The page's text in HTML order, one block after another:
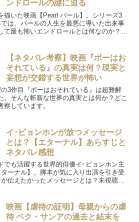
ンドロールの謎に迫る
描いた映画【Pearl パール】。シリーズ3
は、パールの人生を最悪に導いた出来事
最も怖いエンドロールとは何なのか？そ
【ネタバレ考察】映画『ボーはお
それている』の真実は何？現実と
妄想が交錯する世界が怖い
3作目『ボーはおそれている』は超難解
。そんな斬新な世界の真実とは何か？どこ
しています。
イ･ビョンホンが放つメッセージ
とは？【エターナル】あらすじと
ネタバレ感想
でも活躍する世界的俳優イ･ビョンホン主
ーナル】。脚本が気に入り出演を引き受
伝えたかったメッセージとは？未視聴の
映画【虐待の証明】母親からの虐
待 ペク・サンアの過去と結末を